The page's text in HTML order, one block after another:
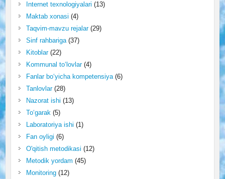
Internet texnologiyalari (13)
Maktab xonasi (4)
Taqvim-mavzu rejalar(29)
Sinf rahbariga(37)
Kitoblar(22)
Kommunal to‘lovlar(4)
Fanlar bo‘yicha kompetensiya(6)
Tanlovlar(28)
Nazorat ishi (13)
To‘garak(5)
Laboratoriya ishi (1)
Fan oyligi (6)
O'qitish metodikasi (12)
Metodik yordam (45)
Monitoring(12)